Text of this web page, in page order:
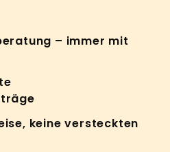
– immer mit
keine versteckten